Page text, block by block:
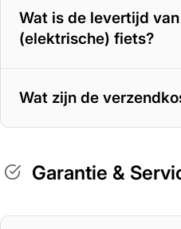
Wat is de levertijd
(elektrische) fiets?
Wat zijn de
Garantie &